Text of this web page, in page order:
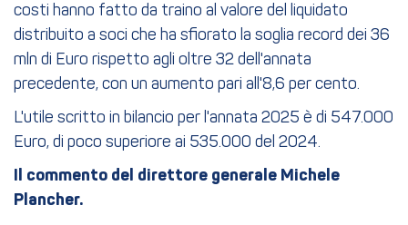
costi hanno fatto da traino al valore del liquidato
distribuito a soci che ha sfiorato la soglia record dei 36
mln di Euro rispetto agli oltre 32 dell'annata
precedente, con un aumento pari all'8,6 per cento.
L'utile scritto in bilancio per l'annata 2025 è di 547.000
Euro, di poco superiore ai 535.000 del 2024.
Il commento del direttore generale Michele
Plancher.